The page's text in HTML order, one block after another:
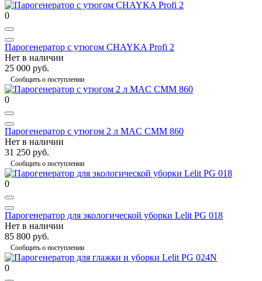
0
Парогенератор с утюгом CHAYKA Profi 2
Нет в наличии
25 000 руб.
Сообщить о поступлении
0
Парогенератор с утюгом 2 л MAC CMM 860
Нет в наличии
31 250 руб.
Сообщить о поступлении
0
Парогенератор для экологической уборки Lelit PG 018
Нет в наличии
85 800 руб.
Сообщить о поступлении
0